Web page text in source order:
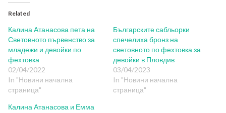
Related
Калина Атанасова пета на
Световното първенство за
младежи и девойки по
фехтовка
02/04/2022
In "Новини начална
страница"
Българските сабльорки
спечелиха бронз на
световното по фехтовка за
девойки в Пловдив
03/04/2023
In "Новини начална
страница"
Калина Атанасова и Емма